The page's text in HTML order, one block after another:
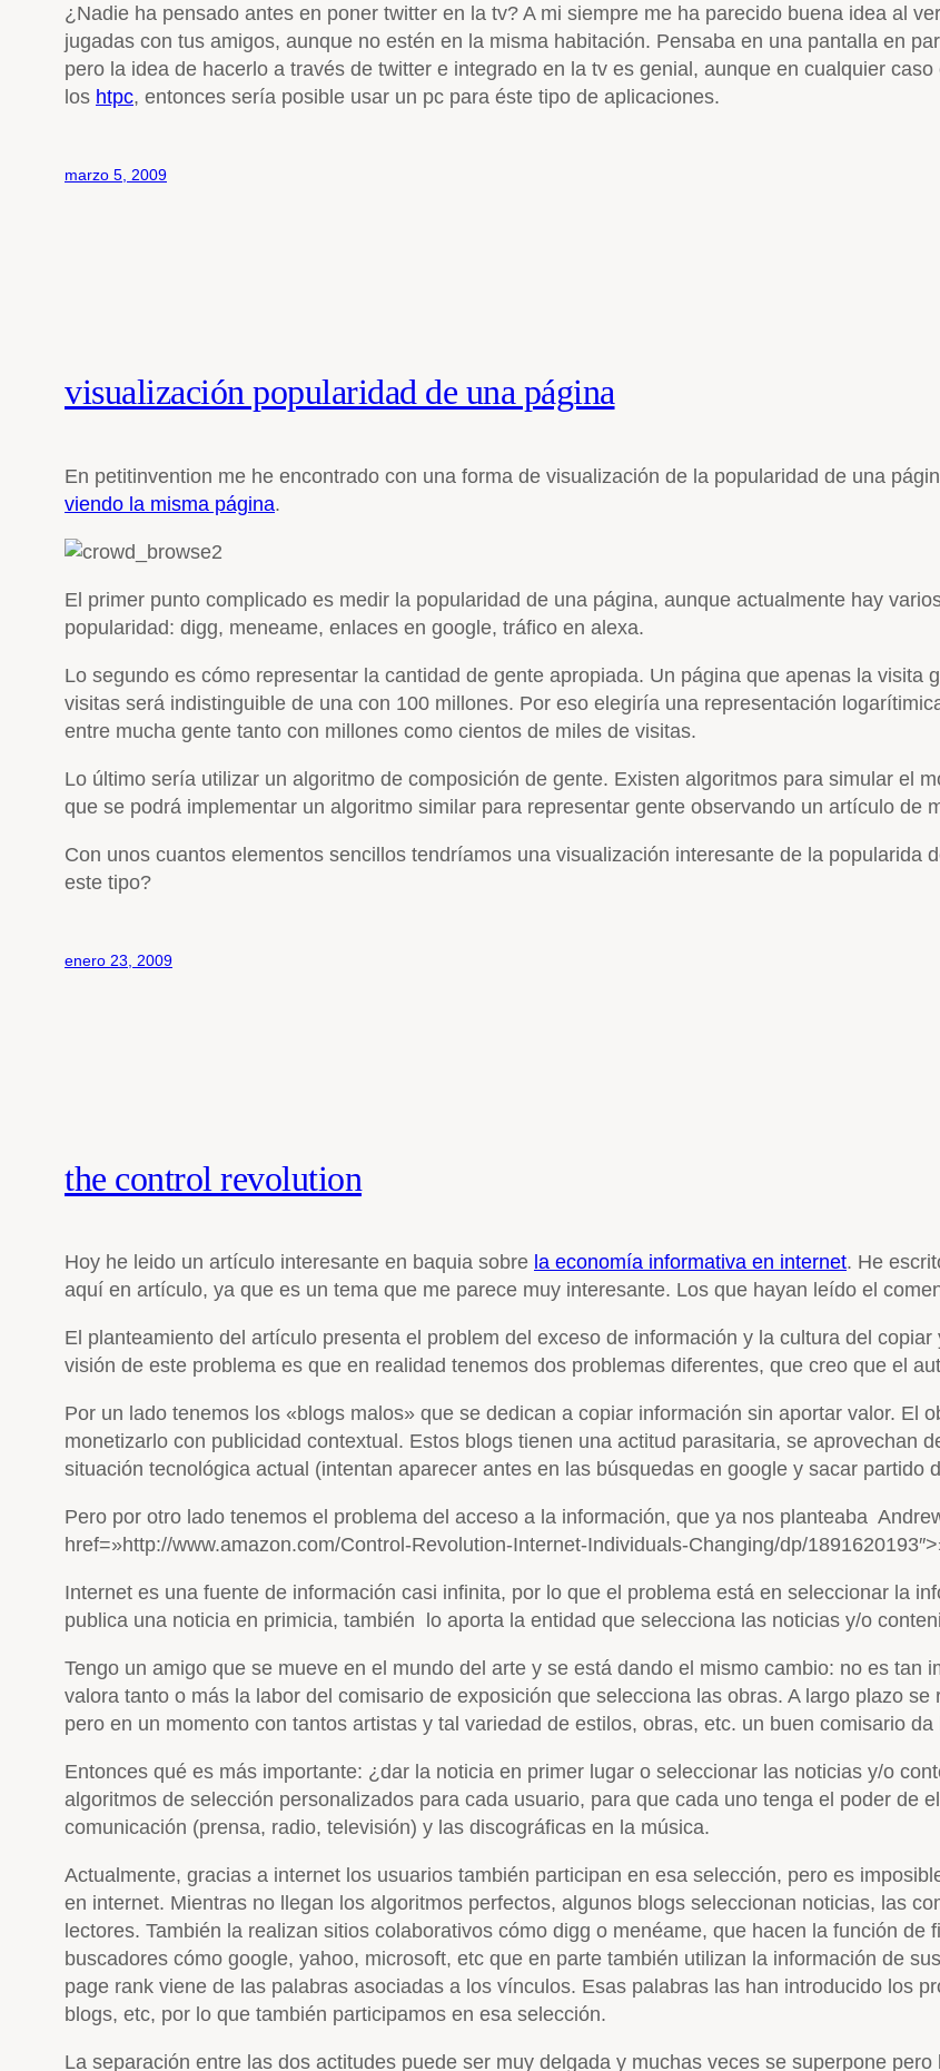
¿Nadie ha pensado antes en poner twitter en la tv? A mi siempre me ha parecido buena idea al
jugadas con tus amigos, aunque no estén en la misma habitación. Pensaba en una pantalla en
pero la idea de hacerlo a través de twitter e integrado en la tv es genial, aunque en cualquier
los htpc, entonces sería posible usar un pc para éste tipo de aplicaciones.
marzo 5, 2009
visualización popularidad de una página
En petitinvention me he encontrado con una forma de visualización de la popularidad de una
viendo la misma página.
El primer punto complicado es medir la popularidad de una página, aunque actualmente hay
popularidad: digg, meneame, enlaces en google, tráfico en alexa.
Lo segundo es cómo representar la cantidad de gente apropiada. Un página que apenas la visita
visitas será indistinguible de una con 100 millones. Por eso elegiría una representación
entre mucha gente tanto con millones como cientos de miles de visitas.
Lo último sería utilizar un algoritmo de composición de gente. Existen algoritmos para simular el
que se podrá implementar un algoritmo similar para representar gente observando un artículo de
Con unos cuantos elementos sencillos tendríamos una visualización interesante de la popularida
este tipo?
enero 23, 2009
the control revolution
Hoy he leido un artículo interesante en baquia sobre la economía informativa en internet. He
aquí en artículo, ya que es un tema que me parece muy interesante. Los que hayan leído el
El planteamiento del artículo presenta el problem del exceso de información y la cultura del
visión de este problema es que en realidad tenemos dos problemas diferentes, que creo que el
Por un lado tenemos los «blogs malos» que se dedican a copiar información sin aportar valor. El
monetizarlo con publicidad contextual. Estos blogs tienen una actitud parasitaria, se aprovechan
situación tecnológica actual (intentan aparecer antes en las búsquedas en google y sacar partido
Pero por otro lado tenemos el problema del acceso a la información, que ya nos planteaba
href=»http://www.amazon.com/Control-Revolution-Internet-Individuals-Changing/dp/
Internet es una fuente de información casi infinita, por lo que el problema está en seleccionar la
publica una noticia en primicia, también lo aporta la entidad que selecciona las noticias y/o
Tengo un amigo que se mueve en el mundo del arte y se está dando el mismo cambio: no es tan
valora tanto o más la labor del comisario de exposición que selecciona las obras. A largo plazo
pero en un momento con tantos artistas y tal variedad de estilos, obras, etc. un buen comisario
Entonces qué es más importante: ¿dar la noticia en primer lugar o seleccionar las noticias y/o
algoritmos de selección personalizados para cada usuario, para que cada uno tenga el poder de
comunicación (prensa, radio, televisión) y las discográficas en la música.
Actualmente, gracias a internet los usuarios también participan en esa selección, pero es
en internet. Mientras no llegan los algoritmos perfectos, algunos blogs seleccionan noticias, las
lectores. También la realizan sitios colaborativos cómo digg o menéame, que hacen la función
buscadores cómo google, yahoo, microsoft, etc que en parte también utilizan la información de
page rank viene de las palabras asociadas a los vínculos. Esas palabras las han introducido los
blogs, etc, por lo que también participamos en esa selección.
La separación entre las dos actitudes puede ser muy delgada y muchas veces se superpone